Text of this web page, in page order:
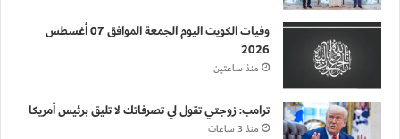
وفيات الكويت اليوم الجمعة الموافق 07 أغسطس
2026
منذ ساعتين
ترامب: زوجتي تقول لي تصرفاتك لا تليق برئيس أمريكا
منذ 3 ساعات